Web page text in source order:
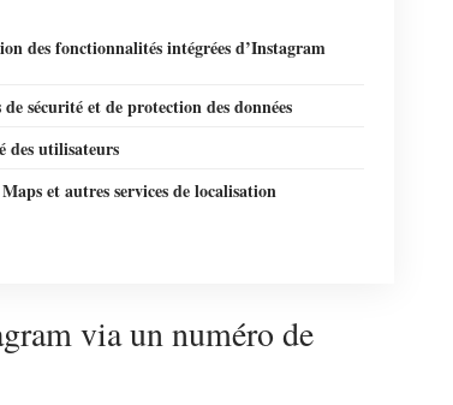
des fonctionnalités intégrées d’Instagram
de sécurité et de protection des données
des utilisateurs
et autres services de localisation
via un numéro de